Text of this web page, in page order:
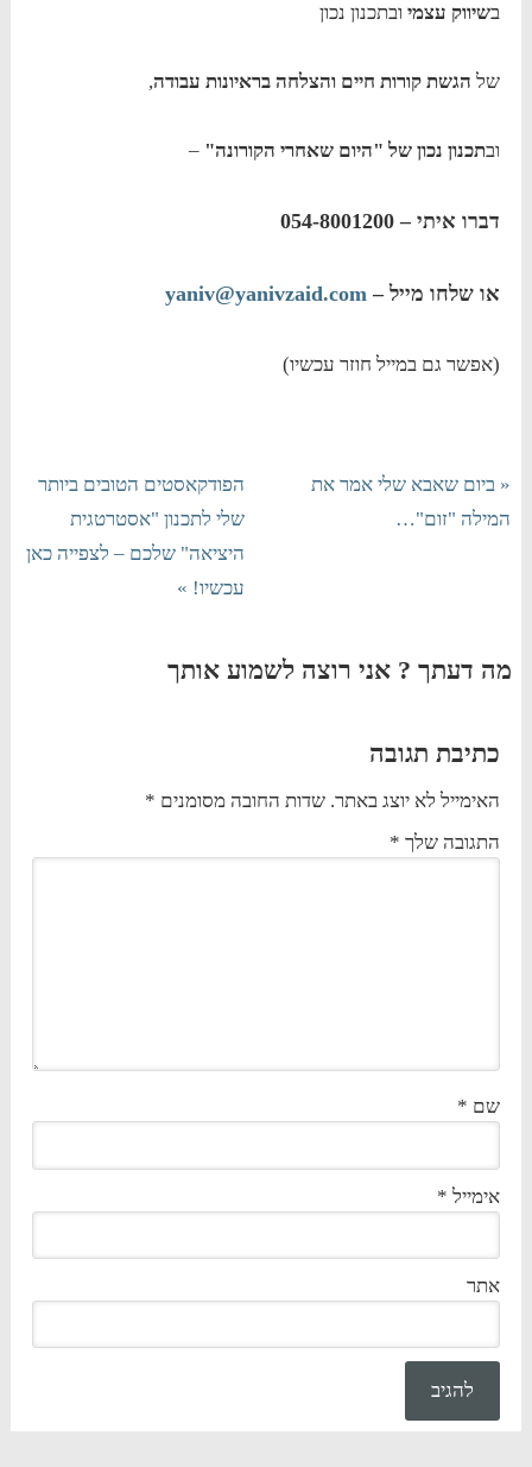
בשיווק עצמי ובתכנון נכון
של הגשת קורות חיים והצלחה בראיונות עבודה,
ובתכנון נכון של "היום שאחרי הקורונה" –
דברו איתי – 054-8001200
או שלחו מייל –yaniv@yanivzaid.com
(אפשר גם במייל חוזר עכשיו)
« ביום שאבא שלי אמר את
המילה "זום"…
הפודקאסטים הטובים ביותר
שלי לתכנון "אסטרטגית
היציאה" שלכם – לצפייה כאן
עכשיו! »
מה דעתך ? אני רוצה לשמוע אותך
כתיבת תגובה
האימייל לא יוצג באתר. שדות החובה מסומנים *
התגובה שלך *
שם *
אימייל *
אתר